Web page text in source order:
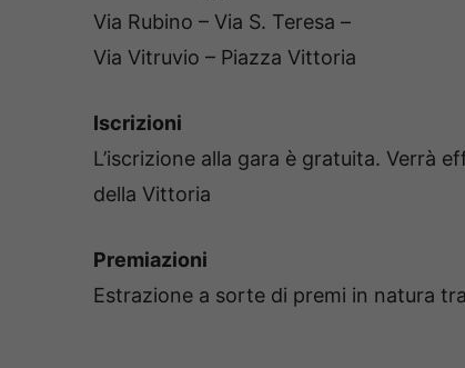
Via Rubino – Via S. Teresa –
Via Vitruvio – Piazza Vittoria
Iscrizioni
L’iscrizione alla gara è gratuita. Verrà
della Vittoria
Premiazioni
Estrazione a sorte di premi in natura